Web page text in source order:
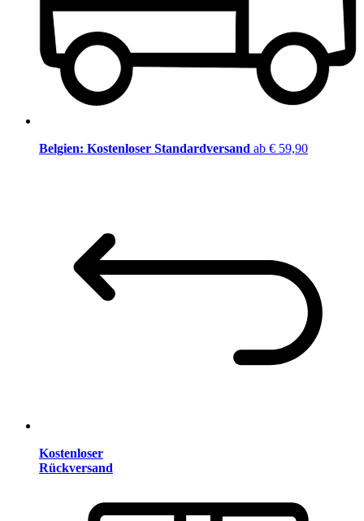
Belgien: Kostenloser Standardversand ab € 59,90
Kostenloser
Rückversand